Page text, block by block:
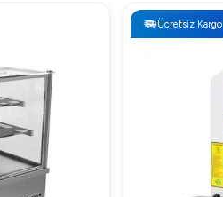
Ücretsiz Kargo